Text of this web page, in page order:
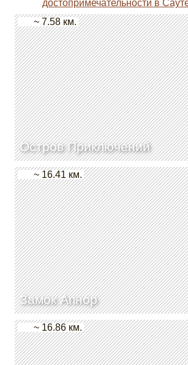
достопримечательности в
Остров Приключений
~ 7.58 км.
Замок Апнор
~ 16.41 км.
~ 16.86 км.